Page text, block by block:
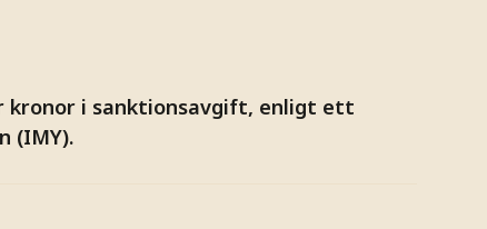
kronor i sanktionsavgift, enligt ett
(IMY).